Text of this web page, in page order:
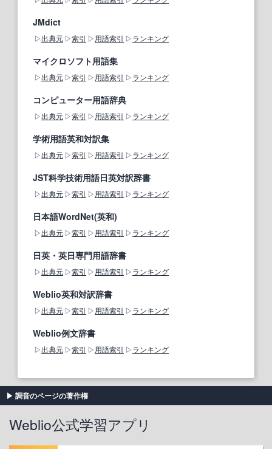
JMdict
出典元 索引 用語索引 ランキング
マイクロソフト用語集
出典元 索引 用語索引 ランキング
コンピューター用語辞典
出典元 索引 用語索引 ランキング
学術用語英和対訳集
出典元 索引 用語索引 ランキング
JST科学技術用語日英対訳辞書
出典元 索引 用語索引 ランキング
日本語WordNet(英和)
出典元 索引 用語索引 ランキング
日英・英日専門用語辞書
出典元 索引 用語索引 ランキング
Weblio英和対訳辞書
出典元 索引 用語索引 ランキング
Weblio例文辞書
出典元 索引 用語索引 ランキング
調音のページの著作権
Weblio公式学習アプリ